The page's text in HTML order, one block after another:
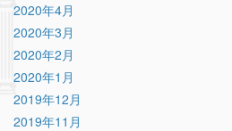
2020年4月
2020年3月
2020年2月
2020年1月
2019年12月
2019年11月